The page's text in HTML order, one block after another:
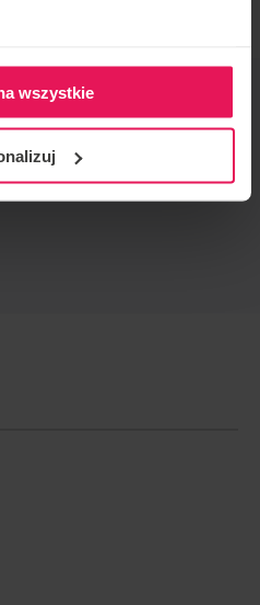
wszystkie